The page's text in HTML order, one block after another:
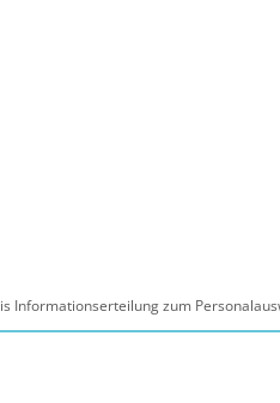
Informationserteilung zum